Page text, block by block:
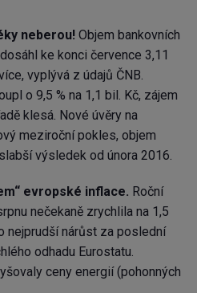
neberou! Objem bankovních
ke konci července 3,11
vyplývá z údajů ČNB.
o 9,5 % na 1,1 bil. Kč, zájem
klesá. Nové úvěry na
meziroční pokles, objem
výsledek od února 2016.
evropské inflace. Roční
nečekaně zrychlila na 1,5
nejprudší nárůst za poslední
odhadu Eurostatu.
ceny energií (pohonných